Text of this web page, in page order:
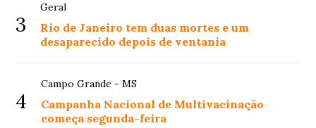
3
Geral
Rio de Janeiro tem duas mortes e um
desaparecido depois de ventania
4
Campo Grande - MS
Campanha Nacional de Multivacinação
começa segunda-feira